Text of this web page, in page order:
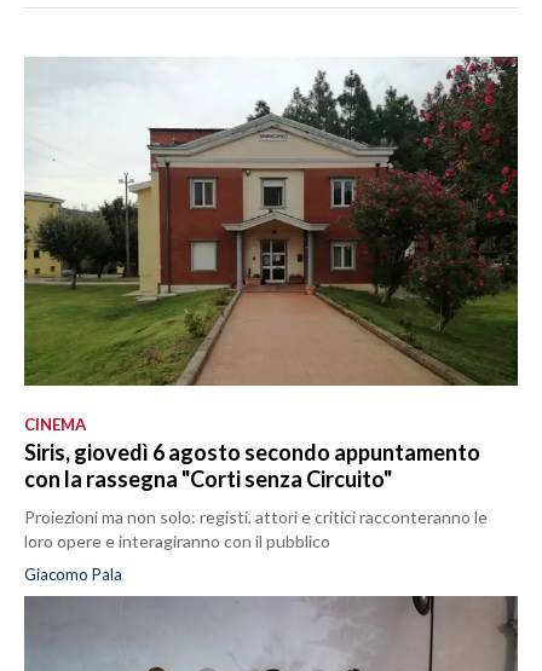
CINEMA
Siris, giovedì 6 agosto secondo appuntamento
con la rassegna "Corti senza Circuito"
Proiezioni ma non solo: registi, attori e critici racconteranno le
loro opere e interagiranno con il pubblico
Giacomo Pala